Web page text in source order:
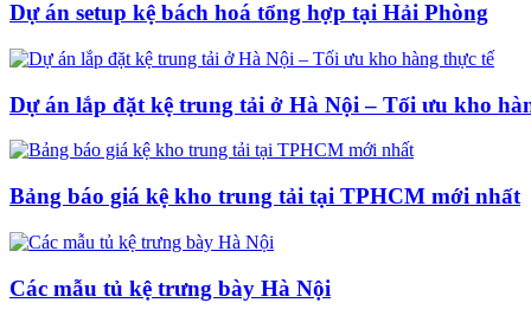
Dự án setup kệ bách hoá tổng hợp tại Hải Phòng
Dự án lắp đặt kệ trung tải ở Hà Nội – Tối ưu kho
Bảng báo giá kệ kho trung tải tại TPHCM mới nhất
Các mẫu tủ kệ trưng bày Hà Nội